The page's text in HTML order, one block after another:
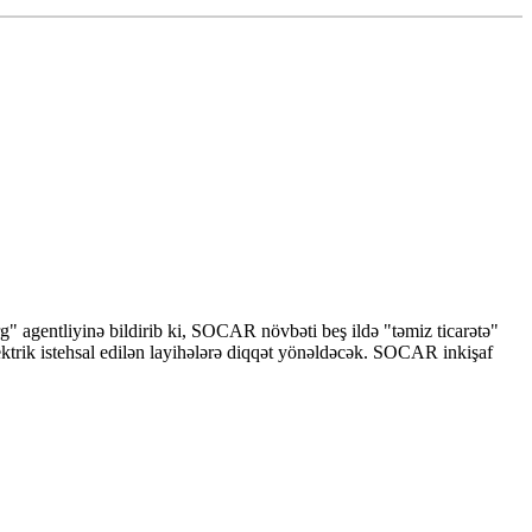
agentliyinə bildirib ki, SOCAR növbəti beş ildə "təmiz ticarətə"
istehsal edilən layihələrə diqqət yönəldəcək. SOCAR inkişaf